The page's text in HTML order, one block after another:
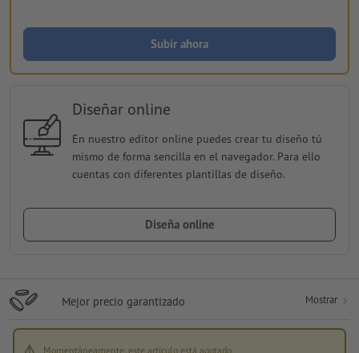
Subir ahora
Diseñar online
En nuestro editor online puedes crear tu diseño tú
mismo de forma sencilla en el navegador. Para ello
cuentas con diferentes plantillas de diseño.
Diseña online
Mejor precio garantizado Mostrar
Momentáneamente, este artículo está agotado